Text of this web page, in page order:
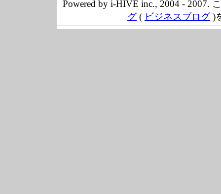
Powered by i-HIVE inc., 2004 - 2007.
グ( ビジネスブログ)